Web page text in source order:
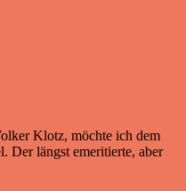
Klotz, möchte ich dem
Der längst emeritierte, aber